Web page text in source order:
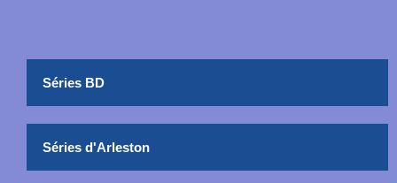
Séries BD
Séries d'Arleston